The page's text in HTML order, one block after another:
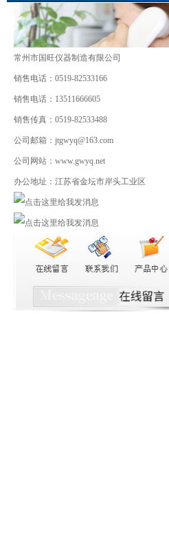
常州市国旺仪器制造有限公司
销售电话：0519-82533166
销售电话：13511666605
销售传真：0519-82533488
公司邮箱：jtgwyq@163.com
公司网站：www.gwyq.net
办公地址：江苏省金坛市岸头工业区